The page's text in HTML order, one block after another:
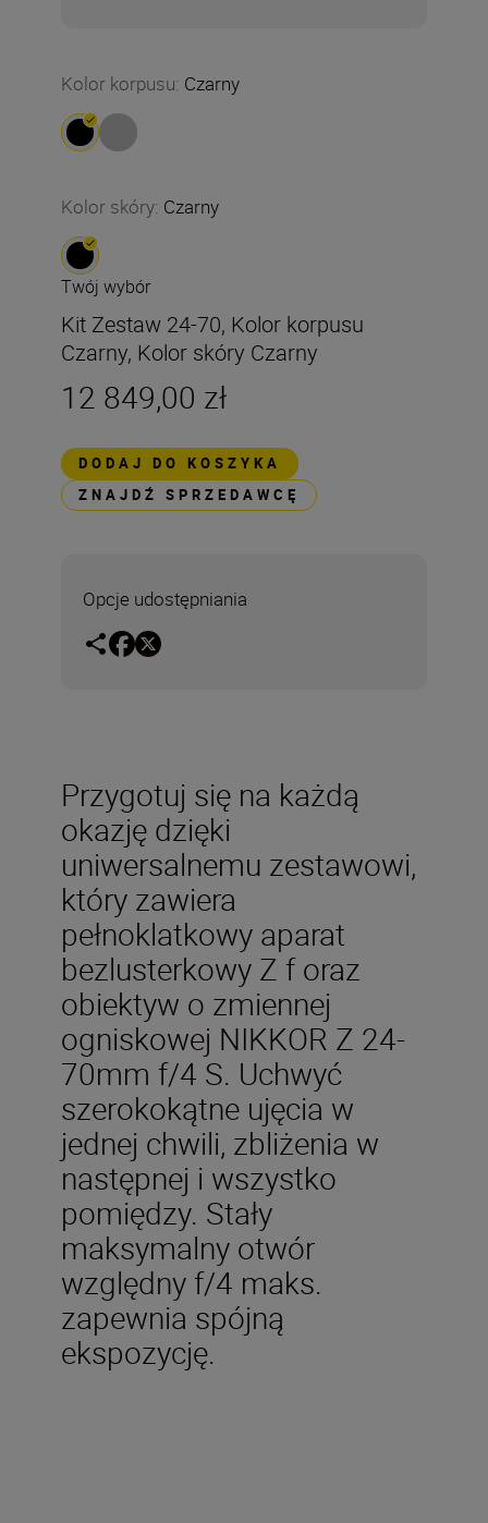
Kolor korpusu: Czarny
Kolor skóry: Czarny
Twój wybór
Kit Zestaw 24-70, Kolor korpusu
Czarny, Kolor skóry Czarny
12 849,00 zł
DODAJ DO KOSZYKA
ZNAJDŹ SPRZEDAWCĘ
Opcje udostępniania
Przygotuj się na każdą
okazję dzięki
uniwersalnemu zestawowi,
który zawiera
pełnoklatkowy aparat
bezlusterkowy Z f oraz
obiektyw o zmiennej
ogniskowej NIKKOR Z 24-
70mm f/4 S. Uchwyć
szerokokątne ujęcia w
jednej chwili, zbliżenia w
następnej i wszystko
pomiędzy. Stały
maksymalny otwór
względny f/4 maks.
zapewnia spójną
ekspozycję.